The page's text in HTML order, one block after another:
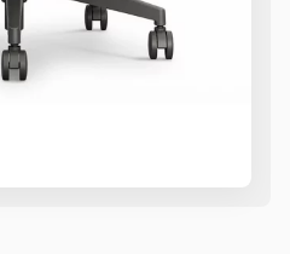
thu.
gian 3 ngày kể từ ngày nhận